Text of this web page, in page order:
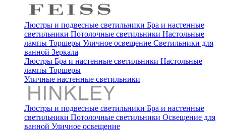
Люстры и подвесные светильники Бра и настенные
светильники Потолочные светильники Настольные
лампы Торшеры Уличное освещение Светильники для
ванной Зеркала
Люстры Бра и настенные светильники Настольные
лампы Торшеры
Уличные настенные светильники
Люстры и подвесные светильники Бра и настенные
светильники Потолочные светильники Освещение для
ванной Уличное освещение